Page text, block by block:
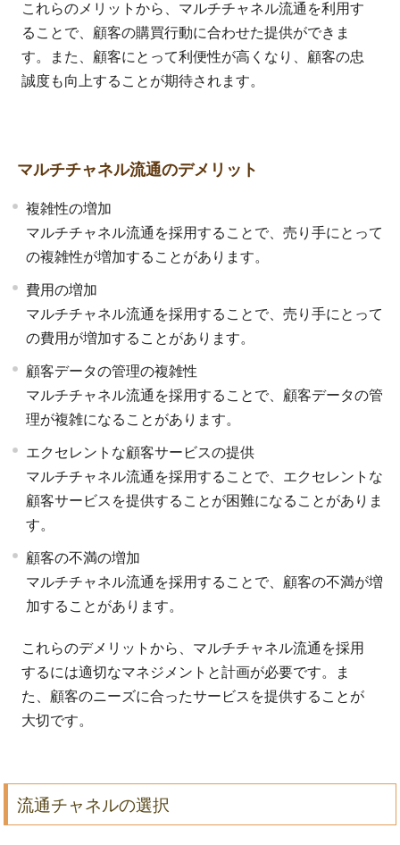
これらのメリットから、マルチチャネル流通を利用す
ることで、顧客の購買行動に合わせた提供ができま
す。また、顧客にとって利便性が高くなり、顧客の忠
誠度も向上することが期待されます。
マルチチャネル流通のデメリット
複雑性の増加
マルチチャネル流通を採用することで、売り手にとって
の複雑性が増加することがあります。
費用の増加
マルチチャネル流通を採用することで、売り手にとって
の費用が増加することがあります。
顧客データの管理の複雑性
マルチチャネル流通を採用することで、顧客データの管
理が複雑になることがあります。
エクセレントな顧客サービスの提供
マルチチャネル流通を採用することで、エクセレントな
顧客サービスを提供することが困難になることがありま
す。
顧客の不満の増加
マルチチャネル流通を採用することで、顧客の不満が増
加することがあります。
これらのデメリットから、マルチチャネル流通を採用
するには適切なマネジメントと計画が必要です。ま
た、顧客のニーズに合ったサービスを提供することが
大切です。
流通チャネルの選択